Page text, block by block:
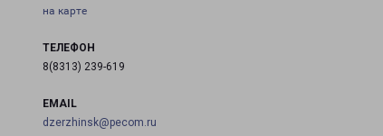
на карте
ТЕЛЕФОН
8(8313) 239-619
EMAIL
dzerzhinsk@pecom.ru